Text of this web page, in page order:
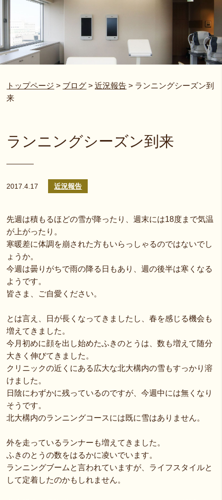
トップページ > ブログ >近況報告 > ランニングシーズン到
来
ランニングシーズン到来
2017.4.17 近況報告
先週は積もるほどの雪が降ったり、週末には18度まで気温
が上がったり。
寒暖差に体調を崩された方もいらっしゃるのではないでし
ょうか。
今週は曇りがちで雨の降る日もあり、週の後半は寒くなる
ようです。
皆さま、ご自愛ください。
とは言え、日が長くなってきましたし、春を感じる機会も
増えてきました。
今月初めに顔を出し始めたふきのとうは、数も増えて随分
大きく伸びてきました。
クリニックの近くにある広大な北大構内の雪もすっかり溶
けました。
日陰にわずかに残っているのですが、今週中には無くなり
そうです。
北大構内のランニングコースには既に雪はありません。
外を走っているランナーも増えてきました。
ふきのとうの数をはるかに凌いでいます。
ランニングブームと言われていますが、ライフスタイルと
して定着したのかもしれません。